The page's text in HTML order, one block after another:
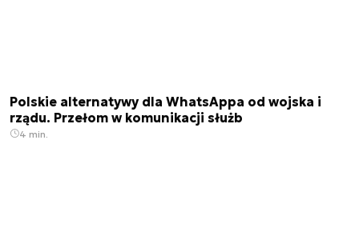
Polskie alternatywy dla WhatsAppa od wojska i
rządu. Przełom w komunikacji służb
4 min.